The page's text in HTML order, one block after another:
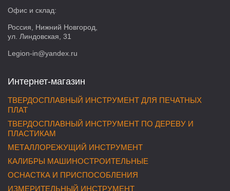
Офис и склад:
Россия, Нижний Новгород,
ул. Линдовская, 31
Legion-in@yandex.ru
Интернет-магазин
ТВЕРДОСПЛАВНЫЙ ИНСТРУМЕНТ ДЛЯ ПЕЧАТНЫХ
ПЛАТ
ТВЕРДОСПЛАВНЫЙ ИНСТРУМЕНТ ПО ДЕРЕВУ И
ПЛАСТИКАМ
МЕТАЛЛОРЕЖУЩИЙ ИНСТРУМЕНТ
КАЛИБРЫ МАШИНОСТРОИТЕЛЬНЫЕ
ОСНАСТКА И ПРИСПОСОБЛЕНИЯ
ИЗМЕРИТЕЛЬНЫЙ ИНСТРУМЕНТ